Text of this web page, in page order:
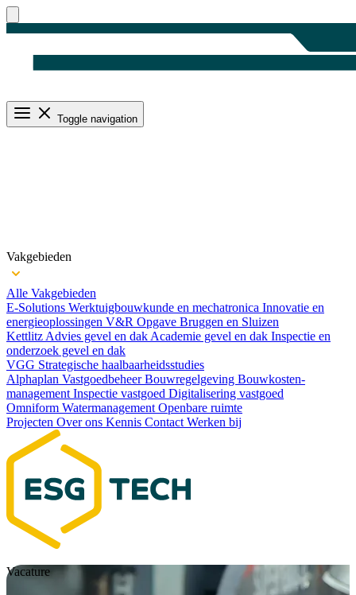
Toggle navigation
Vakgebieden
Alle Vakgebieden
E-Solutions Werktuigbouwkunde en mechatronica Innovatie en
energieoplossingen V&R Opgave Bruggen en Sluizen
Kettlitz Advies gevel en dak Academie gevel en dak Inspectie en
onderzoek gevel en dak
VGG Strategische haalbaarheids­studies
Alphaplan VastgoedbeheerBouwregelgeving Bouwkosten­
management Inspectie vastgoed Digitalisering vastgoed
Omniform Watermanagement Openbare ruimte
Projecten Over ons Kennis Contact Werken bij
Vacature